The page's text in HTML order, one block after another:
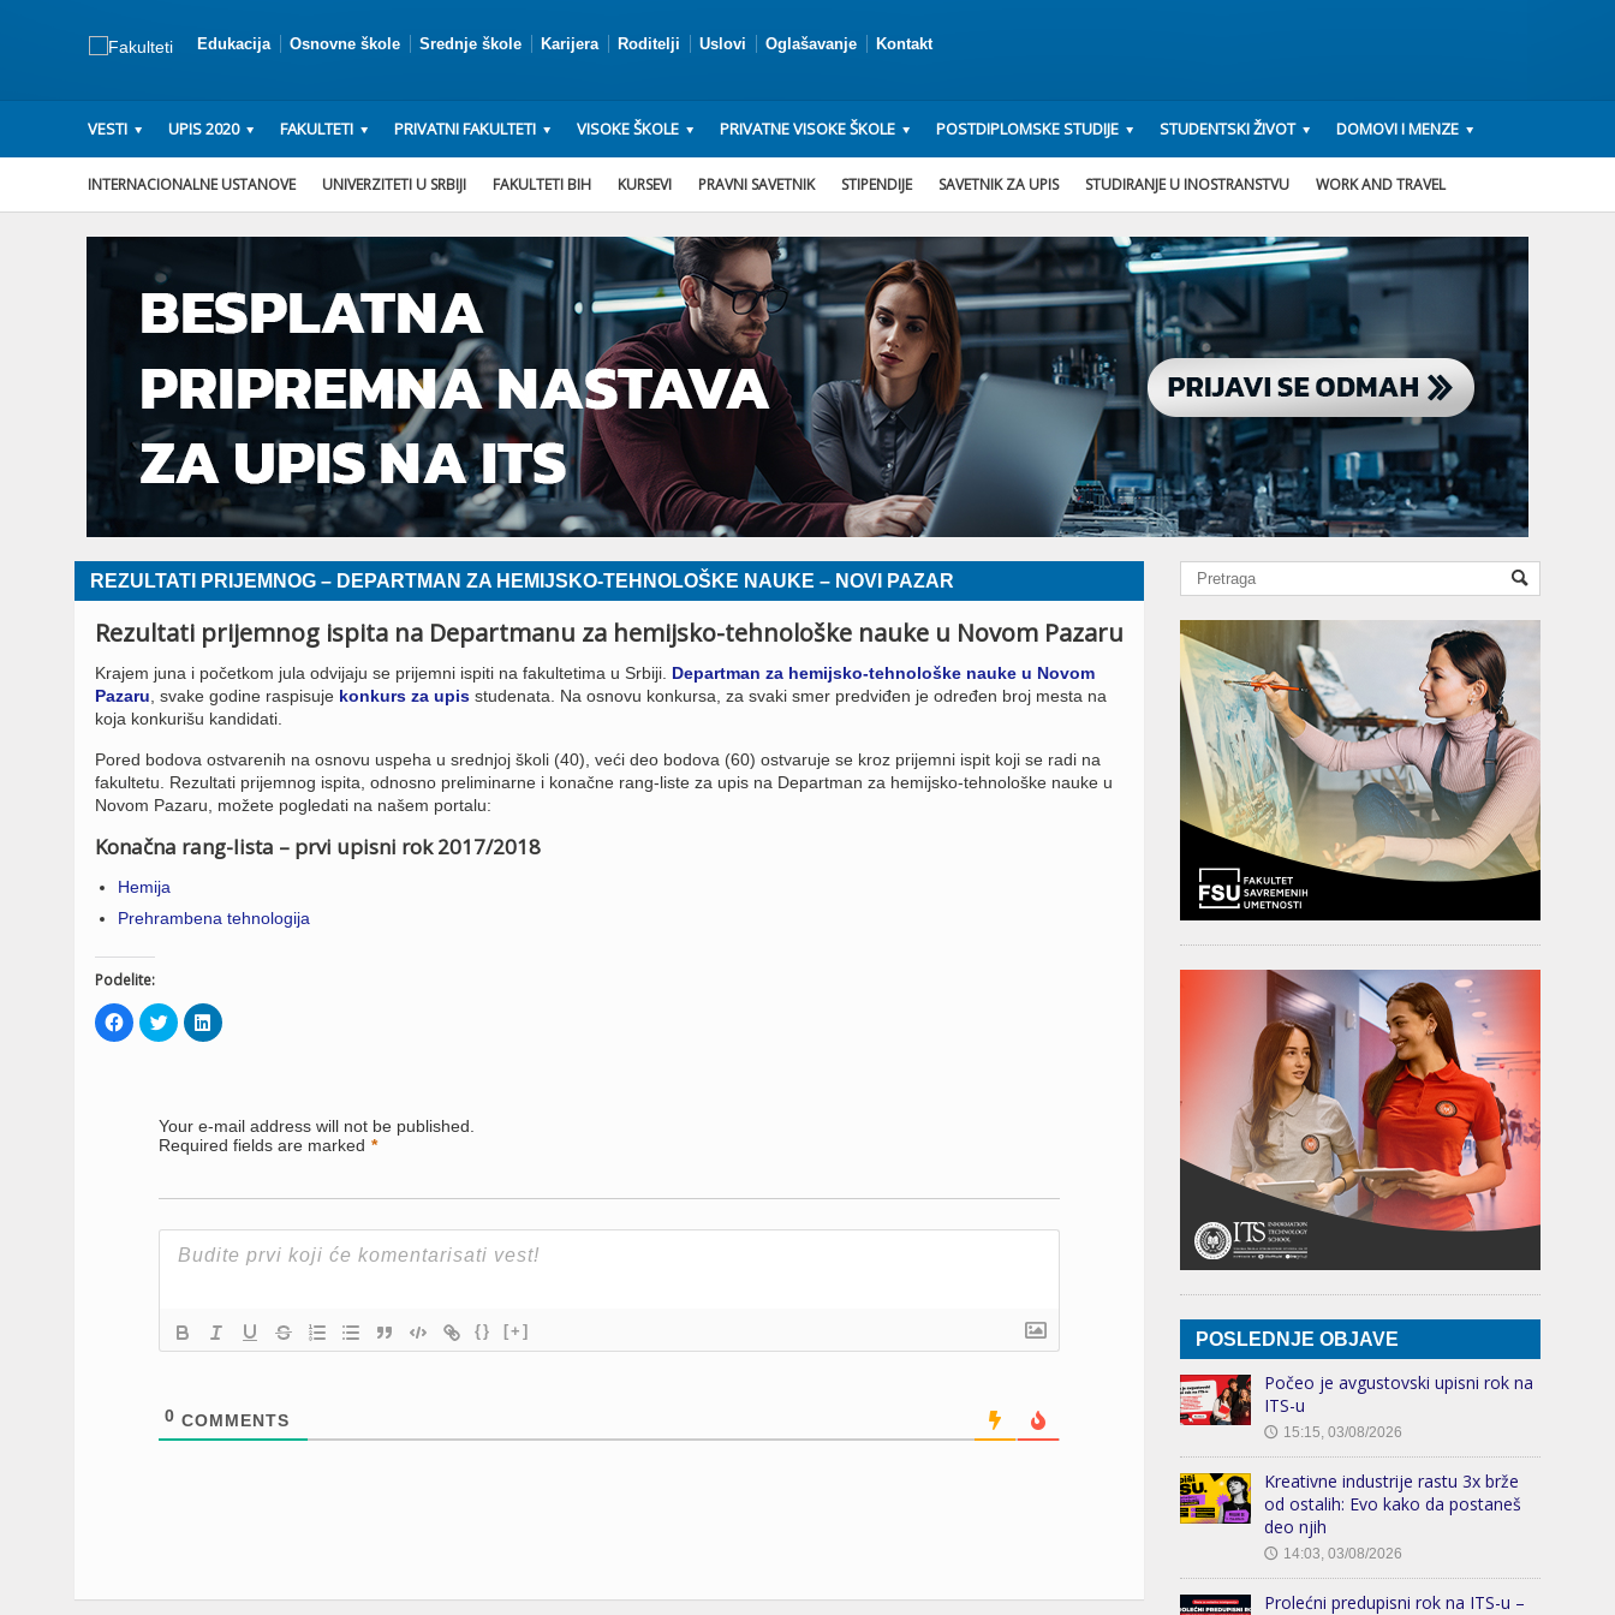
Edukacija Osnovne škole Srednje škole Karijera Roditelji Uslovi Oglašavanje Kontakt
VESTI UPIS 2020 FAKULTETI PRIVATNI FAKULTETI VISOKE ŠKOLE PRIVATNE VISOKE ŠKOLE POSTDIPLOMSKE STUDIJE STUDENTSKI ŽIVOT DOMOVI I MENZE
INTERNACIONALNE USTANOVE UNIVERZITETI U SRBIJI FAKULTETI BIH KURSEVI PRAVNI SAVETNIK STIPENDIJE SAVETNIK ZA UPIS STUDIRANJE U INOSTRANSTVU WORK AND TRAVEL
REZULTATI PRIJEMNOG – DEPARTMAN ZA HEMIJSKO-TEHNOLOŠKE NAUKE – NOVI PAZAR
Rezultati prijemnog ispita na Departmanu za hemijsko-tehnološke nauke u Novom Pazaru
Krajem juna i početkom jula odvijaju se prijemni ispiti na fakultetima u Srbiji. Departman za hemijsko-tehnološke nauke u Novom
Pazaru , svake godine raspisuje konkurs za upis studenata. Na osnovu konkursa, za svaki smer predviđen je određen broj mesta na
koja konkurišu kandidati.
Pored bodova ostvarenih na osnovu uspeha u srednjoj školi (40), veći deo bodova (60) ostvaruje se kroz prijemni ispit koji se radi na
fakultetu. Rezultati prijemnog ispita, odnosno preliminarne i konačne rang-liste za upis na Departman za hemijsko-tehnološke nauke u
Novom Pazaru, možete pogledati na našem portalu:
Konačna rang-lista – prvi upisni rok 2017/2018
Hemija
Prehrambena tehnologija
Podelite:
Click
to
share
window)
Click
to
share
new
window)
Click
to
new
window)
Your e-mail address will not be published.
Required fields are marked *
{} [+]
0 COMMENTS
POSLEDNJE OBJAVE
Počeo je avgustovski upisni rok na
ITS-u
🕔 15:15, 03/08/2026
Kreativne industrije rastu 3x brže
od ostalih: Evo kako da postaneš
deo njih
🕔 14:03, 03/08/2026
Prolećni predupisni rok na ITS-u –